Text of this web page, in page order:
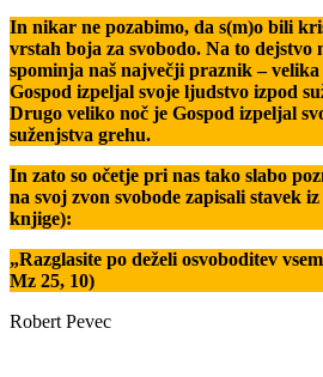
In nikar ne pozabimo, da s(m)o bili
vrstah boja za svobodo. Na to dejstvo
spominja naš največji praznik –
Gospod izpeljal svoje ljudstvo izpod
Drugo veliko noč je Gospod izpeljal
suženjstva grehu.
In zato so očetje pri nas tako slabo
na svoj zvon svobode zapisali stavek
knjige):
„Razglasite po deželi osvoboditev
Mz 25, 10)
Robert Pevec